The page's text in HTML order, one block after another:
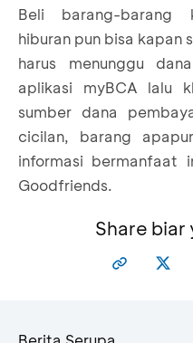
Input foto e-KTP
Konfirmasi
ketentuan
Scan QRIS dari
Beli barang-barang
hiburan pun bisa kapan
harus menunggu
aplikasi myBCA lalu
sumber dana
cicilan, barang
informasi bermanfaat
Goodfriends.
Share biar